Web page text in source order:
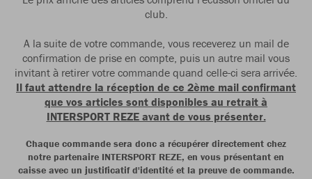
club.
A la suite de votre commande, vous receverez un mail de
confirmation de prise en compte, puis un autre mail vous
invitant à retirer votre commande quand celle-ci sera arrivée.
Il faut attendre la réception de ce 2ème mail confirmant
que vos articles sont disponibles au retrait à
INTERSPORT REZE avant de vous présenter.
Chaque commande sera donc a récupérer directement chez
notre partenaire INTERSPORT REZE, en vous présentant en
caisse avec un justificatif d'identité et la preuve de commande.